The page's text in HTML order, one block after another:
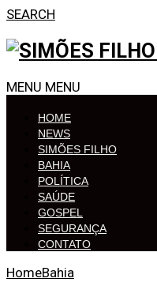
SEARCH
MENU MENU
HOME
NEWS
SIMÕES FILHO
BAHIA
POLÍTICA
SAÚDE
GOSPEL
SEGURANÇA
CONTATO
HomeBahia